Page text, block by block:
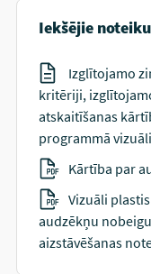
Iekšējie
Izglītojamo
kritēriji,
atskaitīšanas
programmā
Kārtība par
Vizuāli
audzēkņu
aizstāvēšanas